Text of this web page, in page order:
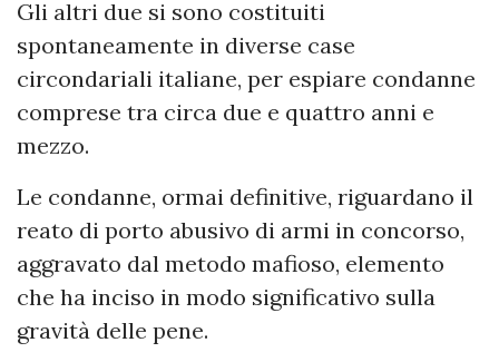
Gli altri due si sono costituiti
spontaneamente in diverse case
circondariali italiane, per espiare condanne
comprese tra circa due e quattro anni e
mezzo.
Le condanne, ormai definitive, riguardano il
reato di porto abusivo di armi in concorso,
aggravato dal metodo mafioso, elemento
che ha inciso in modo significativo sulla
gravità delle pene.